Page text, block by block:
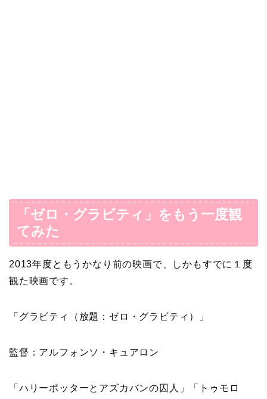
「ゼロ・グラビティ」をもう一度観
てみた
2013年度ともうかなり前の映画で、しかもすでに１度
観た映画です。
「グラビティ（放題：ゼロ・グラビティ）」
監督：アルフォンソ・キュアロン
「ハリーポッターとアズカバンの囚人」「トゥモロ